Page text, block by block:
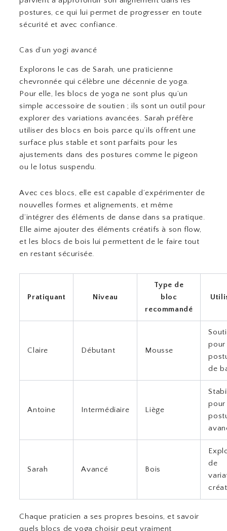
postures, ce qui lui permet de progresser en toute
sécurité et avec confiance.
Cas d’un yogi avancé
Explorons le cas de Sarah, une praticienne
chevronnée qui célèbre une décennie de yoga.
Pour elle, les blocs de yoga ne sont plus qu’un
simple accessoire de soutien ; ils sont un outil pour
explorer des variations avancées. Sarah préfère
utiliser des blocs en bois parce qu’ils offrent une
surface plus stable et sont parfaits pour les
ajustements dans des postures comme le pigeon
ou le lotus suspendu.
Avec ces blocs, elle est capable d’expérimenter de
nouvelles formes et alignements, et même
d’intégrer des éléments de danse dans sa pratique.
Elle aime ajouter des éléments créatifs à son flow,
et les blocs de bois lui permettent de le faire tout
en restant sécurisée.
Pratiquant Niveau
Type de
bloc
recommandé
Claire Débutant Mousse
pour
de
Antoine Intermédiaire Liège
pour
Sarah Avancé Bois
de
Chaque praticien a ses propres besoins, et savoir
quels blocs de yoga choisir peut vraiment